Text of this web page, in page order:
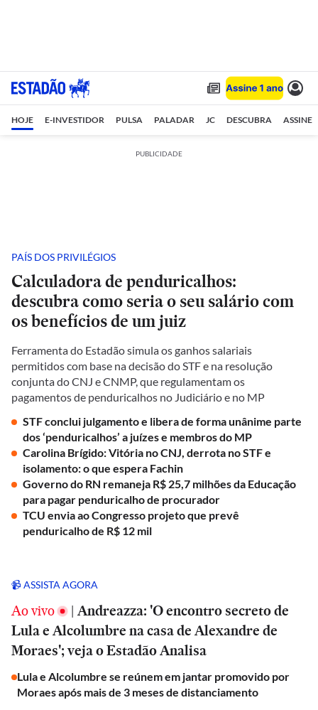
HOJE E-INVESTIDOR PULSA PALADAR JC DESCUBRA ASSINE
PUBLICIDADE
PAÍS DOS PRIVILÉGIOS
Calculadora de penduricalhos:
descubra como seria o seu salário com
os benefícios de um juiz
Ferramenta do Estadão simula os ganhos salariais
permitidos com base na decisão do STF e na resolução
conjunta do CNJ e CNMP, que regulamentam os
pagamentos de penduricalhos no Judiciário e no MP
STF conclui julgamento e libera de forma unânime parte
dos ‘penduricalhos’ a juízes e membros do MP
Carolina Brígido: Vitória no CNJ, derrota no STF e
isolamento: o que espera Fachin
Governo do RN remaneja R$ 25,7 milhões da Educação
para pagar penduricalho de procurador
TCU envia ao Congresso projeto que prevê
penduricalho de R$ 12 mil
📹 ASSISTA AGORA
Ao vivo | Andreazza: 'O encontro secreto de
Lula e Alcolumbre na casa de Alexandre de
Moraes'; veja o Estadão Analisa
Lula e Alcolumbre se reúnem em jantar promovido por
Moraes após mais de 3 meses de distanciamento